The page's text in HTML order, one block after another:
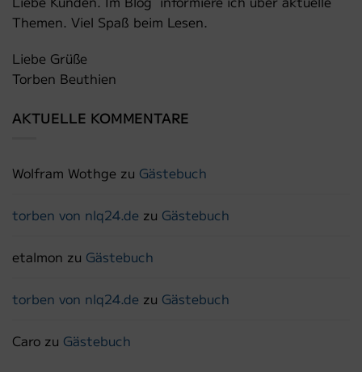
Themen. Viel Spaß beim Lesen.
Liebe Grüße
Torben Beuthien
AKTUELLE KOMMENTARE
Wolfram Wothge zu Gästebuch
torben von nlq24.de zu Gästebuch
etalmon zu Gästebuch
torben von nlq24.de zu Gästebuch
Caro zu Gästebuch